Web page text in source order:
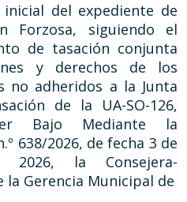
del expediente de
Forzosa, siguiendo el
de tasación conjunta
y derechos de los
no adheridos a la Junta
de la UA-SO-126,
Bajo Mediante la
638/2026, de fecha 3 de
2026, la Consejera-
la Gerencia Municipal de